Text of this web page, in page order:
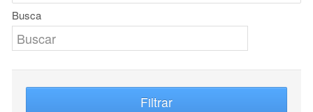
Busca
Filtrar